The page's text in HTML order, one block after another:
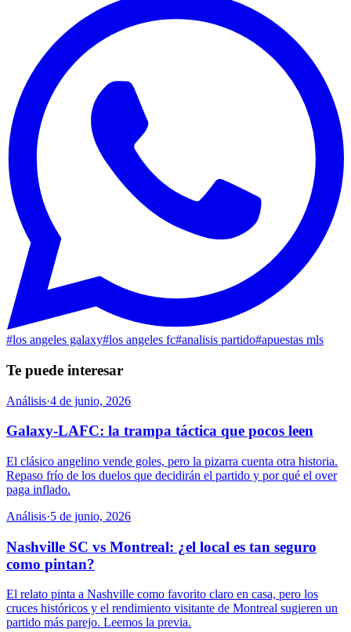
#los angeles galaxy#los angeles fc#analisis partido#apuestas mls
Te puede interesar
Análisis·4 de junio, 2026
Galaxy-LAFC: la trampa táctica que pocos leen
El clásico angelino vende goles, pero la pizarra cuenta otra historia.
Repaso frío de los duelos que decidirán el partido y por qué el over
paga inflado.
Análisis·5 de junio, 2026
Nashville SC vs Montreal: ¿el local es tan seguro
como pintan?
El relato pinta a Nashville como favorito claro en casa, pero los
cruces históricos y el rendimiento visitante de Montreal sugieren un
partido más parejo. Leemos la previa.